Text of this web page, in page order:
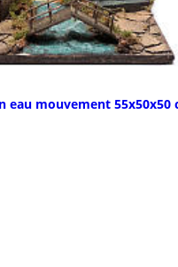
eau mouvement 55x50x50